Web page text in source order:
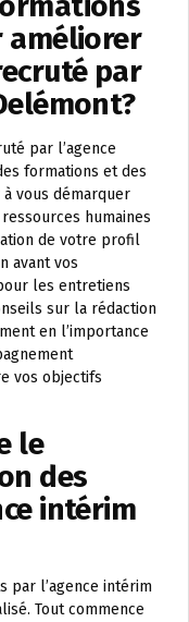
améliorer
par
par l’agence
formations et des
vous démarquer
humaines
de votre profil
avant vos
les entretiens
sur la rédaction
en l’importance
vos objectifs
le
des
intérim
par l’agence intérim
Tout commence